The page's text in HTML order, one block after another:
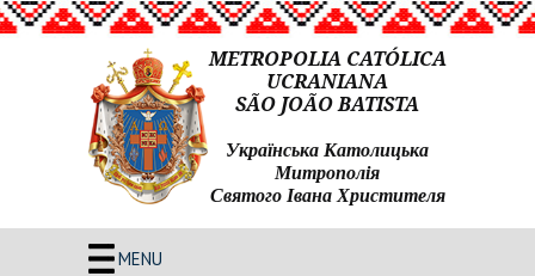
METROPOLIA CATÓLICA
UCRANIANA
SÃO JOÃO BATISTA
Українська Католицька
Митрополія
Святого Івана Христителя
MENU